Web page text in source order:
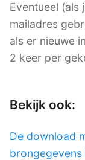
Eventueel
mailadres
als er nieuwe
2 keer per
Bekijk ook:
De download